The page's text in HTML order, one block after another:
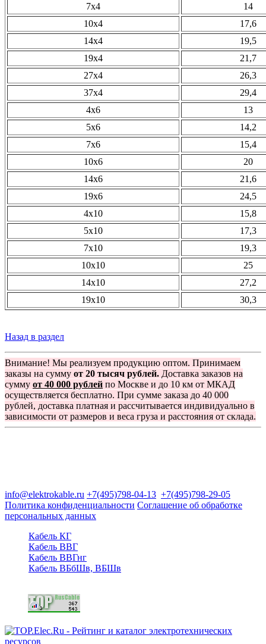
7х4
14
10х4
17,6
14х4
19,5
19х4
21,7
27х4
26,3
37х4
29,4
4х6
13
5х6
14,2
7х6
15,4
10х6
20
14х6
21,6
19х6
24,5
4х10
15,8
5х10
17,3
7х10
19,3
10х10
25
14х10
27,2
19х10
30,3
Назад в раздел
Внимание! Мы реализуем продукцию оптом. Принимаем
заказы на сумму от 20 тысяч рублей. Доставка заказов на
сумму от 40 000 рублей по Москве и до 10 км от МКАД
осуществляется бесплатно. При сумме заказа до 40 000
рублей, доставка платная и рассчитывается индивидуально в
зависимости от размеров и веса груза и расстояния от склада.
info@elektrokable.ru +7(495)798-04-13 +7(495)798-29-05
Политика конфиденциальности Соглашение об обработке
персональных данных
Кабель КГ
Кабель ВВГ
Кабель ВВГнг
Кабель ВБбШв, ВБШв